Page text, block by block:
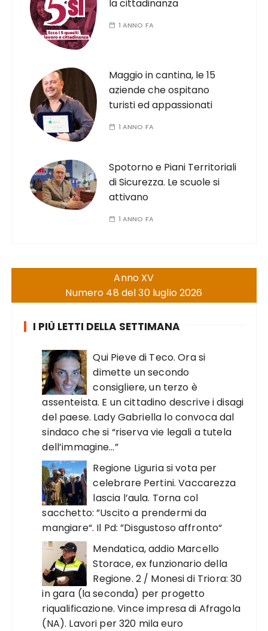
la cittadinanza
1 ANNO FA
Maggio in cantina, le 15
aziende che ospitano
turisti ed appassionati
1 ANNO FA
Spotorno e Piani Territoriali
di Sicurezza. Le scuole si
attivano
1 ANNO FA
Anno XV
Numero 48 del 30 luglio 2026
I PIÙ LETTI DELLA SETTIMANA
Qui Pieve di Teco. Ora si
dimette un secondo
consigliere, un terzo è
assenteista. E un cittadino descrive i disagi
del paese. Lady Gabriella lo convoca dal
sindaco che si “riserva vie legali a tutela
dell’immagine…”
Regione Liguria si vota per
celebrare Pertini. Vaccarezza
lascia l’aula. Torna col
sacchetto: ”Uscito a prendermi da
mangiare“. Il Pd: ”Disgustoso affronto“
Mendatica, addio Marcello
Storace, ex funzionario della
Regione. 2 / Monesi di Triora: 30
in gara (la seconda) per progetto
riqualificazione. Vince impresa di Afragola
(NA). Lavori per 320 mila euro